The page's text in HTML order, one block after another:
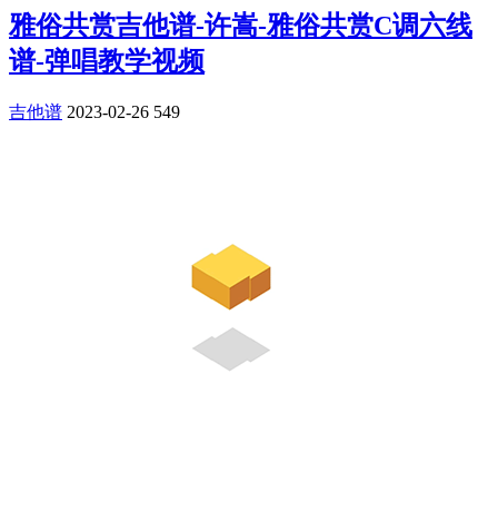
雅俗共赏吉他谱-许嵩-雅俗共赏C调六线
谱-弹唱教学视频
吉他谱 2023-02-26 549